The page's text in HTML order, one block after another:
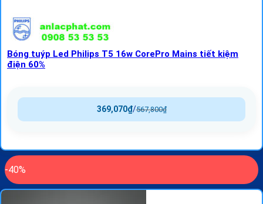
Bóng tuýp Led Philips T5 16w CorePro Mains tiết kiệm
điện 60%
567,800₫
/
369,070₫
-40%